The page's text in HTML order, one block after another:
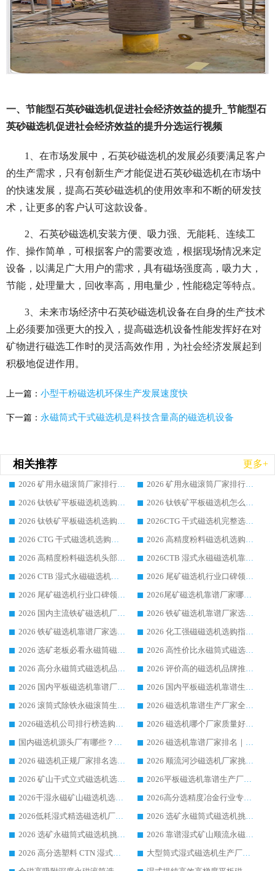
一、节能型石英砂磁选机促进社会经济效益的提升_节能型石
英砂磁选机促进社会经济效益的提升分选运行视频
1、在市场发展中，石英砂磁选机的发展必须要满足客户
的生产需求，只有创新生产才能促进石英砂磁选机在市场中
的快速发展，提高石英砂磁选机的使用效率和不断的研发技
术，让更多的客户认可这款设备。
2、石英砂磁选机安装方便、吸力强、无能耗、连续工
作、操作简单，可根据客户的需要改造，根据现场情况来定
设备，以满足广大用户的需求，具有磁场强度高，吸力大，
节能，处理量大，回收率高，用电量少，性能稳定等特点。
3、未来市场经济中石英砂磁选机设备在自身的生产技术
上必须要加强更大的投入，提高磁选机设备性能发挥好在对
矿物进行磁选工作时的灵活高效作用，为社会经济发展起到
积极地促进作用。
上一篇： 小型干粉磁选机环保生产发展速度快
下一篇： 永磁筒式干式磁选机是科技含量高的磁选机设备
相关推荐 更多+
2026 矿用永磁滚筒厂家排行榜选购干货指南 行业口碑标杆华体会手机网页版-华体会(中国) 实力出众
2026 矿用永磁滚筒厂家排行榜选购指南，行业口碑领域强者华体会手机网页版-华体会(中国)
2026 钛铁矿平板磁选机选购全攻略 市场公认优质品牌厂家实力排行榜
2026 钛铁矿平板磁选机怎么选 靠谱生产企业实力排行榜选购参考攻略
2026 钛铁矿平板磁选机选购指南 行业口碑优选品牌生产企业实力排行榜
2026CTG 干式磁选机完整选购指南 行业口碑顶尖靠谱生产龙头厂家实力推荐
2026 CTG 干式磁选机选购指南|行业口碑靠谱生产厂家领域强者推荐
2026 高精度粉料磁选机选购全攻略 行业优质品牌华体会手机网页版-华体会(中国) 实力深度解析
2026 高精度粉料磁选机头部厂家选购指南 行业口碑靠谱品牌推荐 领域强者华体会手机网页版-华体会(中国) 解析
2026CTB 湿式永磁磁选机靠谱厂家实力排行榜 铁矿选矿设备采购全流程选购指南
2026 CTB 湿式永磁磁选机选购指南|行业口碑良好品牌推荐，领域强者华体会手机网页版-华体会(中国)
2026 尾矿磁选机行业口碑领域强者，源头直供国内主流厂家华体会手机网页版-华体会(中国) 一站式服务
2026 尾矿磁选机行业口碑领域强者，源头直供国内主流厂家华体会手机网页版-华体会(中国) 一站式服务
2026尾矿磁选机靠谱厂家哪家好 行业口碑领域强者华体会手机网页版-华体会(中国) 推荐
2026 国内主流铁矿磁选机厂家选购指南|行业口碑好品牌推荐，领域强者华体会手机网页版-华体会(中国)
2026 铁矿磁选机靠谱厂家选购全攻略 行业标杆华体会手机网页版-华体会(中国) 设备性价比出众
2026 铁矿磁选机靠谱厂家选购指南，领域强者华体会手机网页版-华体会(中国) 铁矿磁选机性价比高
2026 化工强磁磁选机选购指南 5 家行业口碑靠谱厂家领域强者推荐
2026 选矿老板必看永磁筒磁选机推荐 行业头部品牌口碑设备选购全攻略
2026 高性价比永磁筒式磁选机品牌盘点 行业强者口碑实测选购完整指南
2026 高分永磁筒式磁选机品牌推荐 选矿设备强者对比测评采购避坑全攻略
2026 评价高的磁选机品牌推荐选购指南，永磁筒式磁选机设备领域强者全景行业口碑解析
2026 国内平板磁选机靠谱厂家排名 行业实测口碑设备按需选购全指南
2026 国内平板磁选机靠谱生产厂家推荐排名|行业口碑选购指南，领域强者按需选设备
2026 滚筒式除铁永磁滚筒生产厂家推荐排名|行业口碑选购指南，领域强者源头厂商精选
2026 磁选机靠谱生产厂家全梳理 分场景选型行业头部品牌选购参考攻略
2026磁选机公司排行榜选购指南|正规源头厂家推荐，领域强者高性价比靠谱信赖品牌
2026 磁选机哪个厂家质量好？十大靠谱磁电企业排名选购指南
国内磁选机源头厂有哪些？2026 综合实力排名与采购避坑技巧
2026 磁选机靠谱厂家排名｜华体会手机网页版-华体会(中国) 高性价比磁选机磁电品牌
2026 磁选机正规厂家排名选购指南|行业口碑信赖品牌推荐性价比高靠谱磁电企业
2026 顺流河沙磁选机厂家挑选攻略 | 业内口碑龙头企业高性价比品牌推荐
2026 矿山干式立式磁选机选型攻略 梳理深耕磁电装备多年靠谱生产厂商
2026平板磁选机靠谱生产厂家选购指南 行业口碑良好品牌推荐 磁电领域实力强者
2026干湿永磁矿山磁选机选型攻略 优质生产厂家排名 选矿领域高口碑品牌推荐指南
2026高分选精度冶金行业专用磁选机生产厂家,干湿式磁选机源头供应商推荐
2026低耗湿式精​选磁选机厂家怎么选?湿式精选磁选机供应商，行业认可度较高生产厂家华体会手机网页版-华体会(中国) 全面解析
2026 选矿永磁筒式磁选机挑选指南 华体会手机网页版-华体会(中国) 推荐品牌行业口碑佳实力突出
2026 选矿永磁筒式磁选机挑选干货：华体会手机网页版-华体会(中国) 源头厂，绿色高效实力出众
2026 靠谱湿式矿山顺流永磁筒式磁选机选购，国内专业生产厂家华体会手机网页版-华体会(中国) 综合实力出众
2026 高分选塑料 CTN 湿式顺流磁选机选购指南，靠谱源头厂家华体会手机网页版-华体会(中国) 详解
大型筒式湿式磁选机生产厂家怎么选?华体会手机网页版-华体会(中国) 设备口碑广受行业认可